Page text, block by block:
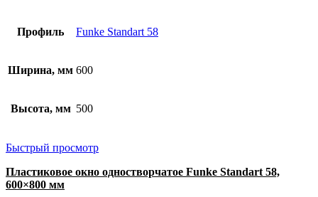
Профиль Funke Standart 58
Ширина, мм 600
Высота, мм 500
Быстрый просмотр
Пластиковое окно одностворчатое Funke Standart 58,
600×800 мм